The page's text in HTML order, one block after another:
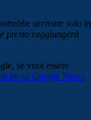
arrivare solo in
presto raggiungerà
se vuoi essere
su Google News